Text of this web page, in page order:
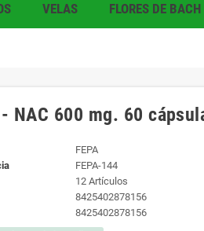
VELAS FLORES DE BACH
- NAC 600 mg. 60
FEPA
FEPA-144
12 Artículos
8425402878156
8425402878156